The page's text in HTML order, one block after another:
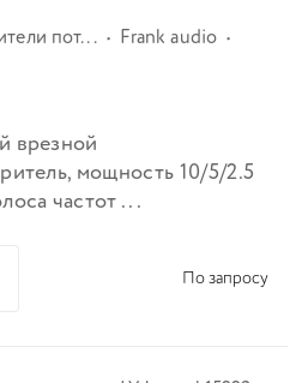
пот...
Frank audio
врезной
мощность 10/5/2.5
частот ...
По запросу